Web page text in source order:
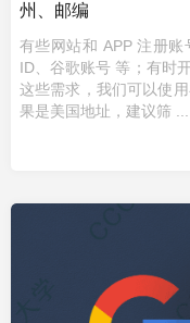
州、邮编
有些网站和 APP 注册
ID、谷歌账号 等；有时
这些需求，我们可以使
果是美国地址，建议筛 ...